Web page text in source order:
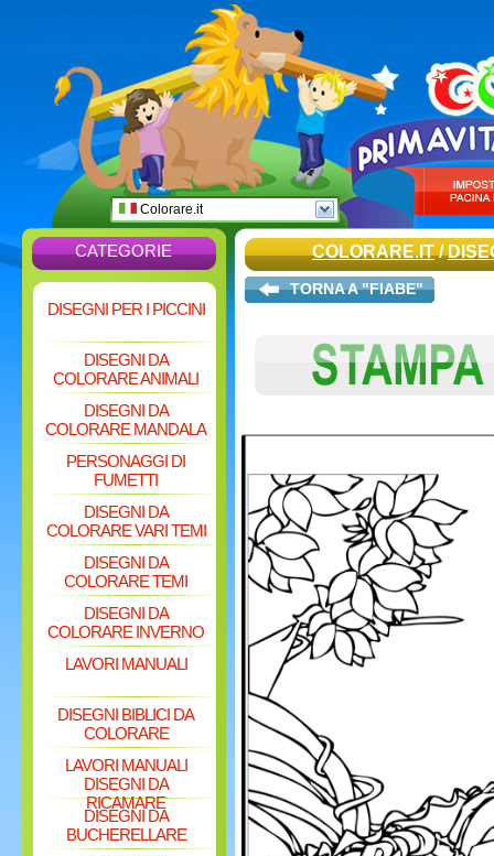
Colorare.it
CATEGORIE
DISEGNI PER I PICCINI
DISEGNI DA
COLORARE ANIMALI
DISEGNI DA
COLORARE MANDALA
PERSONAGGI DI
FUMETTI
DISEGNI DA
COLORARE VARI TEMI
DISEGNI DA
COLORARE TEMI
DISEGNI DA
COLORARE INVERNO
LAVORI MANUALI
DISEGNI BIBLICI DA
COLORARE
LAVORI MANUALI
DISEGNI DA
RICAMARE
DISEGNI DA
BUCHERELLARE
COLORARE.IT/
TORNA A "FIABE"